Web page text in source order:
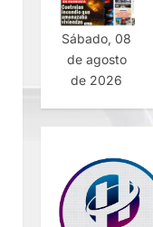
Sábado, 08
de agosto
de 2026